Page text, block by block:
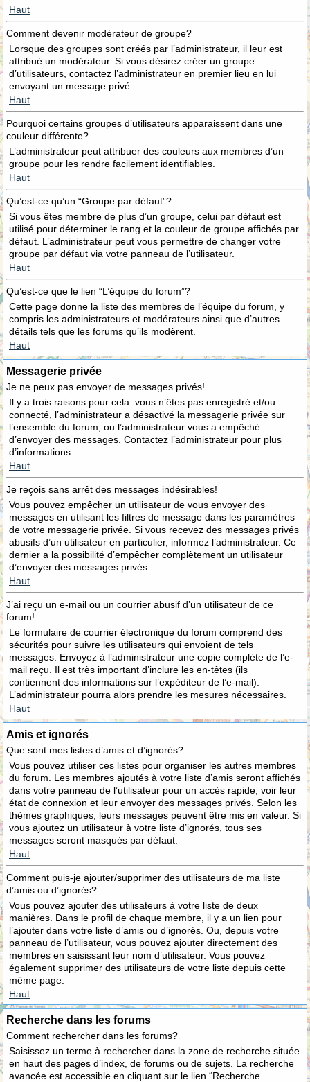
Haut
Comment devenir modérateur de groupe?
Lorsque des groupes sont créés par l’administrateur, il leur est
attribué un modérateur. Si vous désirez créer un groupe
d’utilisateurs, contactez l’administrateur en premier lieu en lui
envoyant un message privé.
Haut
Pourquoi certains groupes d’utilisateurs apparaissent dans une
couleur différente?
L’administrateur peut attribuer des couleurs aux membres d’un
groupe pour les rendre facilement identifiables.
Haut
Qu’est-ce qu’un “Groupe par défaut”?
Si vous êtes membre de plus d’un groupe, celui par défaut est
utilisé pour déterminer le rang et la couleur de groupe affichés par
défaut. L’administrateur peut vous permettre de changer votre
groupe par défaut via votre panneau de l’utilisateur.
Haut
Qu’est-ce que le lien “L’équipe du forum”?
Cette page donne la liste des membres de l’équipe du forum, y
compris les administrateurs et modérateurs ainsi que d’autres
détails tels que les forums qu’ils modèrent.
Haut
Messagerie privée
Je ne peux pas envoyer de messages privés!
Il y a trois raisons pour cela: vous n’êtes pas enregistré et/ou
connecté, l’administrateur a désactivé la messagerie privée sur
l’ensemble du forum, ou l’administrateur vous a empêché
d’envoyer des messages. Contactez l’administrateur pour plus
d’informations.
Haut
Je reçois sans arrêt des messages indésirables!
Vous pouvez empêcher un utilisateur de vous envoyer des
messages en utilisant les filtres de message dans les paramètres
de votre messagerie privée. Si vous recevez des messages privés
abusifs d’un utilisateur en particulier, informez l’administrateur. Ce
dernier a la possibilité d’empêcher complètement un utilisateur
d’envoyer des messages privés.
Haut
J’ai reçu un e-mail ou un courrier abusif d’un utilisateur de ce
forum!
Le formulaire de courrier électronique du forum comprend des
sécurités pour suivre les utilisateurs qui envoient de tels
messages. Envoyez à l’administrateur une copie complète de l’e-
mail reçu. Il est très important d’inclure les en-têtes (ils
contiennent des informations sur l’expéditeur de l’e-mail).
L’administrateur pourra alors prendre les mesures nécessaires.
Haut
Amis et ignorés
Que sont mes listes d’amis et d’ignorés?
Vous pouvez utiliser ces listes pour organiser les autres membres
du forum. Les membres ajoutés à votre liste d’amis seront affichés
dans votre panneau de l’utilisateur pour un accès rapide, voir leur
état de connexion et leur envoyer des messages privés. Selon les
thèmes graphiques, leurs messages peuvent être mis en valeur. Si
vous ajoutez un utilisateur à votre liste d’ignorés, tous ses
messages seront masqués par défaut.
Haut
Comment puis-je ajouter/supprimer des utilisateurs de ma liste
d’amis ou d’ignorés?
Vous pouvez ajouter des utilisateurs à votre liste de deux
manières. Dans le profil de chaque membre, il y a un lien pour
l’ajouter dans votre liste d’amis ou d’ignorés. Ou, depuis votre
panneau de l’utilisateur, vous pouvez ajouter directement des
membres en saisissant leur nom d’utilisateur. Vous pouvez
également supprimer des utilisateurs de votre liste depuis cette
même page.
Haut
Recherche dans les forums
Comment rechercher dans les forums?
Saisissez un terme à rechercher dans la zone de recherche située
en haut des pages d’index, de forums ou de sujets. La recherche
avancée est accessible en cliquant sur le lien “Recherche